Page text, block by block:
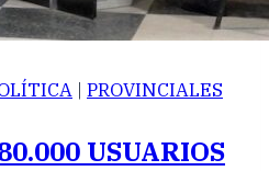
| PROVINCIALES
USUARIOS